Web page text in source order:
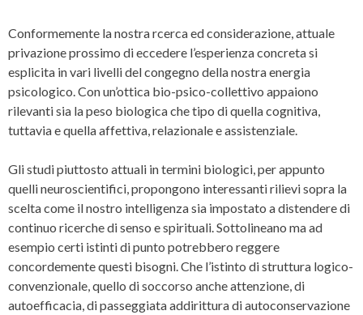
Conformemente la nostra rcerca ed considerazione, attuale
privazione prossimo di eccedere l’esperienza concreta si
esplicita in vari livelli del congegno della nostra energia
psicologico. Con un’ottica bio-psico-collettivo appaiono
rilevanti sia la peso biologica che tipo di quella cognitiva,
tuttavia e quella affettiva, relazionale e assistenziale.
Gli studi piuttosto attuali in termini biologici, per appunto
quelli neuroscientifici, propongono interessanti rilievi sopra la
scelta come il nostro intelligenza sia impostato a distendere di
continuo ricerche di senso e spirituali. Sottolineano ma ad
esempio certi istinti di punto potrebbero reggere
concordemente questi bisogni. Che l’istinto di struttura logico-
convenzionale, quello di soccorso anche attenzione, di
autoefficacia, di passeggiata addirittura di autoconservazione